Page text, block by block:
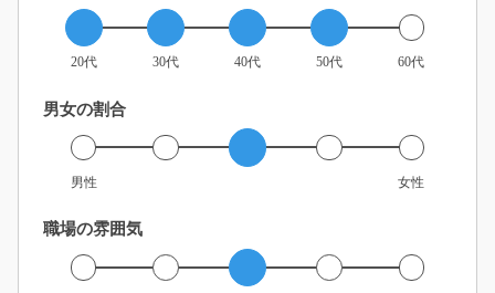
20代 30代 40代 50代 60代
男女の割合
男性 女性
職場の雰囲気